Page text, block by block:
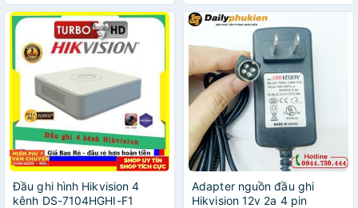
Đầu ghi hình Hikvision 4
kênh DS-7104HGHI-F1
Adapter nguồn đầu ghi
Hikvision 12v 2a 4 pin